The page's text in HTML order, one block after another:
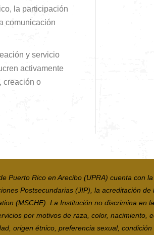
la participación
comunicación
y servicio
activamente
creación o
Puerto Rico en Arecibo (UPRA) cuenta con
Postsecundarias (JIP), la acreditación de
(MSCHE). La Institución no discrimina en
por motivos de raza, color, nacimiento,
origen étnico, preferencia sexual,